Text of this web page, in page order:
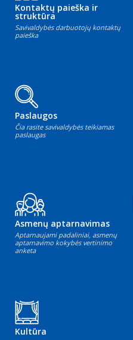
Kontaktų paieška ir
struktūra
Savivaldybės darbuotojų kontaktų
paieška
Paslaugos
Čia rasite savivaldybės teikiamas
paslaugas
Asmenų aptarnavimas
Aptarnaujami padaliniai, asmenų
aptarnavimo kokybės vertinimo
anketa
Kultūra